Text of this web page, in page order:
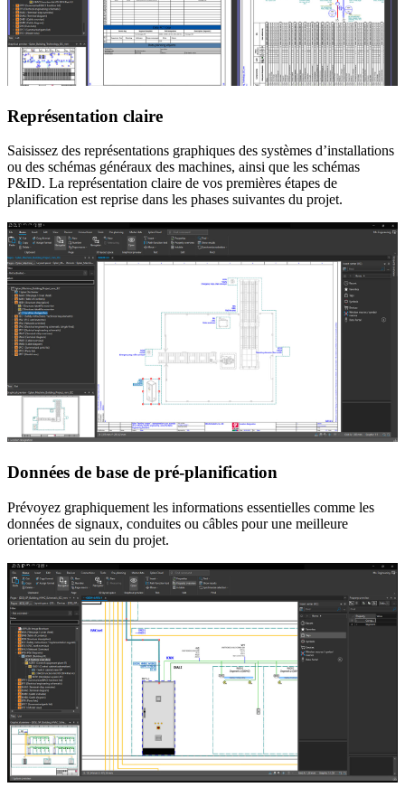
Représentation claire
Saisissez des représentations graphiques des systèmes d’installations
ou des schémas généraux des machines, ainsi que les schémas
P&ID. La représentation claire de vos premières étapes de
planification est reprise dans les phases suivantes du projet.
Données de base de pré-planification
Prévoyez graphiquement les informations essentielles comme les
données de signaux, conduites ou câbles pour une meilleure
orientation au sein du projet.